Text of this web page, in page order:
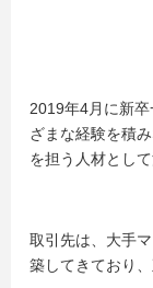
2019年4月に新
ざまな経験を積
を担う人材とし
取引先は、大手
築してきており